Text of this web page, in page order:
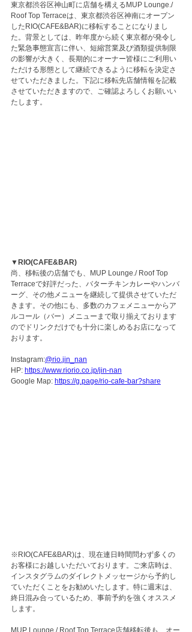
東京都渋谷区神山町に店舗を構えるMUP Lounge./
Roof Top Terraceは、東京都渋谷区神南にオープン
したRIO(CAFE&BAR)に移転することになりまし
た。背景としては、昨年度から続く東京都が発令し
た緊急事態宣言に伴い、短縮営業及び酒類提供制限
の影響が大きく、長期的にオーナー皆様にご利用い
ただける形態として継続できるように移転を決定さ
せていただきました。下記に移転先店舗情報を記載
させていただきますので、ご確認よろしくお願いい
たします。
▼RIO(CAFE&BAR)
尚、移転後の店舗でも、MUP Lounge./ Roof Top
Terraceで好評だった、バターチキンカレーやハンバ
ーグ、その他メニューを継続して提供させていただ
きます。その他にも、多数のカフェメニューからア
ルコール（バー）メニューまで取り揃えております
のでドリンクだけでも十分に楽しめるお店になって
おります。
Instagram:@rio.jin_nan
HP: https://www.riorio.co.jp/jin-nan
Google Map: https://g.page/rio-cafe-bar?share
※RIO(CAFE&BAR)は、現在連日時間問わず多くの
お客様にお越しいただいております。ご来店時は、
インスタグラムのダイレクトメッセージから予約し
ていただくことをお勧めいたします。特に週末は、
終日混み合っているため、事前予約を強くオススメ
します。
MUP Lounge./ Roof Top Terrace店舗移転後も、オー